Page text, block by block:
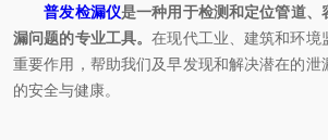
普发检漏仪是一种用于检测和定位管道、
漏问题的专业工具。在现代工业、建筑和环境
重要作用，帮助我们及早发现和解决潜在的泄
的安全与健康。